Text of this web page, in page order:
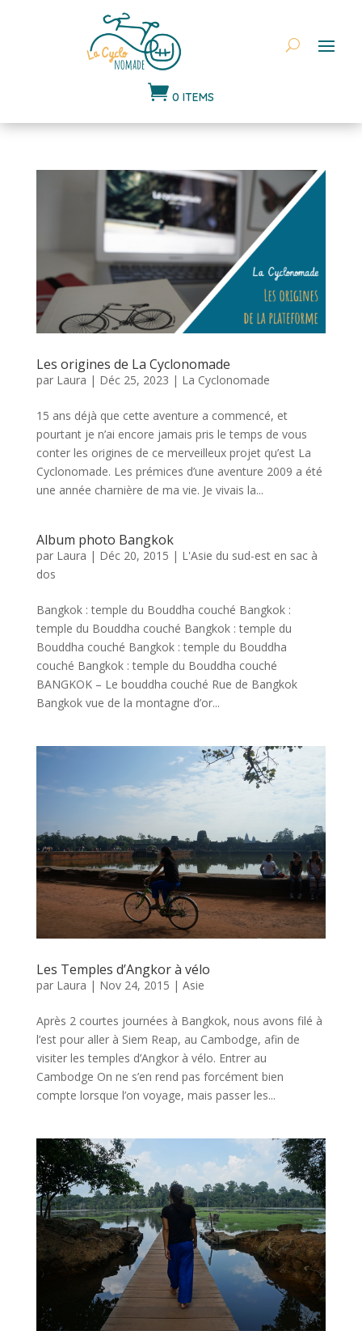
 0 ITEMS
Les origines de La Cyclonomade
par Laura | Déc 25, 2023 | La Cyclonomade
15 ans déjà que cette aventure a commencé, et
pourtant je n’ai encore jamais pris le temps de vous
conter les origines de ce merveilleux projet qu’est La
Cyclonomade. Les prémices d’une aventure 2009 a été
une année charnière de ma vie. Je vivais la...
Album photo Bangkok
par Laura | Déc 20, 2015 | L'Asie du sud-est en sac à
dos
Bangkok : temple du Bouddha couché Bangkok :
temple du Bouddha couché Bangkok : temple du
Bouddha couché Bangkok : temple du Bouddha
couché Bangkok : temple du Bouddha couché
BANGKOK – Le bouddha couché Rue de Bangkok
Bangkok vue de la montagne d’or...
Les Temples d’Angkor à vélo
par Laura | Nov 24, 2015 | Asie
Après 2 courtes journées à Bangkok, nous avons filé à
l’est pour aller à Siem Reap, au Cambodge, afin de
visiter les temples d’Angkor à vélo. Entrer au
Cambodge On ne s’en rend pas forcément bien
compte lorsque l’on voyage, mais passer les...